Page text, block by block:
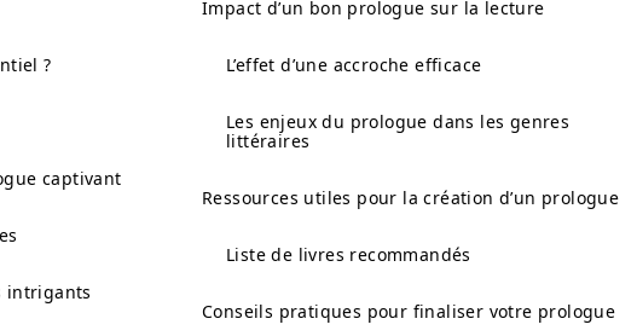
?
captivant
intrigants
Impact d’un bon prologue sur la lecture
L’effet d’une accroche efficace
Les enjeux du prologue dans les genres
littéraires
Ressources utiles pour la création d’un prologue
Liste de livres recommandés
Conseils pratiques pour finaliser votre prologue